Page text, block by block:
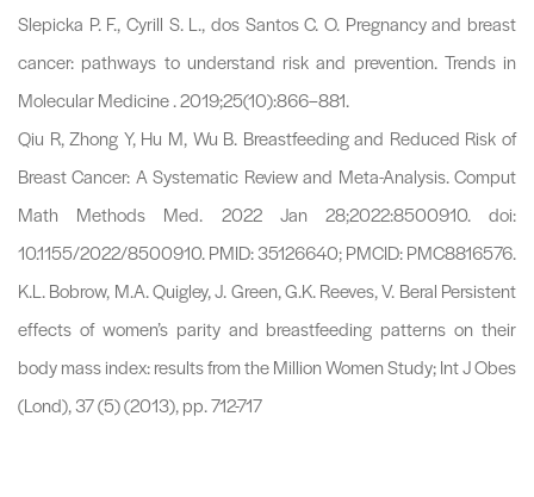
Slepicka P. F., Cyrill S. L., dos Santos C. O. Pregnancy and breast
cancer: pathways to understand risk and prevention. Trends in
Molecular Medicine . 2019;25(10):866–881.
Qiu R, Zhong Y, Hu M, Wu B. Breastfeeding and Reduced Risk of
Breast Cancer: A Systematic Review and Meta-Analysis. Comput
Math Methods Med. 2022 Jan 28;2022:8500910. doi:
10.1155/2022/8500910. PMID: 35126640; PMCID: PMC8816576.
K.L. Bobrow, M.A. Quigley, J. Green, G.K. Reeves, V. Beral Persistent
effects of women’s parity and breastfeeding patterns on their
body mass index: results from the Million Women Study; Int J Obes
(Lond), 37 (5) (2013), pp. 712-717